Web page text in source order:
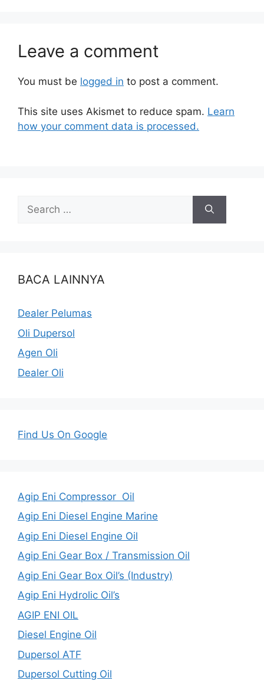
Leave a comment
You must be logged in to post a comment.
This site uses Akismet to reduce spam. Learn
how your comment data is processed.
BACA LAINNYA
Dealer Pelumas
Oli Dupersol
Agen Oli
Dealer Oli
Find Us On Google
Agip Eni Compressor Oil
Agip Eni Diesel Engine Marine
Agip Eni Diesel Engine Oil
Agip Eni Gear Box / Transmission Oil
Agip Eni Gear Box Oil’s (Industry)
Agip Eni Hydrolic Oil’s
AGIP ENI OIL
Diesel Engine Oil
Dupersol ATF
Dupersol Cutting Oil